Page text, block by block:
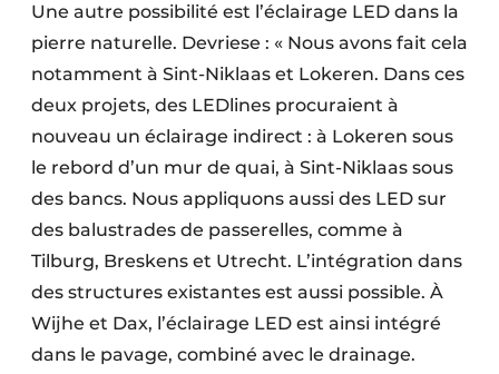
Une autre possibilité est l’éclairage LED dans la
pierre naturelle. Devriese : « Nous avons fait cela
notamment à Sint-Niklaas et Lokeren. Dans ces
deux projets, des LEDlines procuraient à
nouveau un éclairage indirect : à Lokeren sous
le rebord d’un mur de quai, à Sint-Niklaas sous
des bancs. Nous appliquons aussi des LED sur
des balustrades de passerelles, comme à
Tilburg, Breskens et Utrecht. L’intégration dans
des structures existantes est aussi possible. À
Wijhe et Dax, l’éclairage LED est ainsi intégré
dans le pavage, combiné avec le drainage.